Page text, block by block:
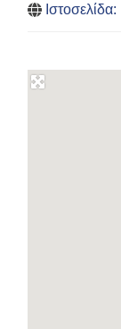
Ιστοσελίδα: